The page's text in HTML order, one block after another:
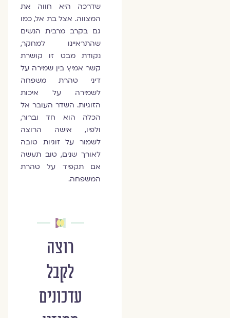
שדרכה היא חווה את
המצווה. אצל בת אל, כמו
גם בקרב מרבית הנשים
שהתראיינו למחקר,
נקודת מבט זו קושרת
קשר אמיץ בין שמירה על
דיני טהרת משפחה
לשמירה על איכות
הזוגיות. השדר העובר אל
הכלה הוא חד וברור,
ולפיו, אישה הרוצה
לשמור על זוגיות טובה
לאורך שנים, טוב תעשה
אם תקפיד על טהרת
המשפחה.
רוצה
לקבל
עדכונים